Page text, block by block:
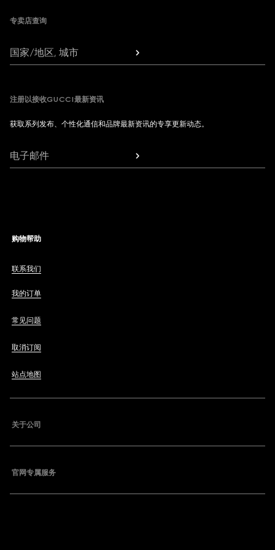
专卖店查询
国家/地区, 城市
注册以接收GUCCI最新资讯
获取系列发布、个性化通信和品牌最新资讯的专享更新动态。
电子邮件
购物帮助
联系我们
我的订单
常见问题
取消订阅
站点地图
关于公司
官网专属服务